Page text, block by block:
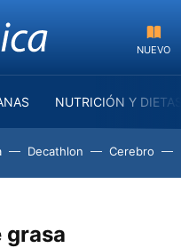
NUEVO
NUTRICIÓN Y
Decathlon Cerebro
grasa